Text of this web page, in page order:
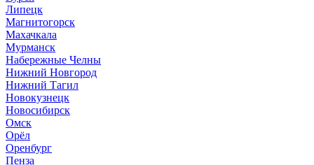
Липецк
Магнитогорск
Махачкала
Мурманск
Набережные Челны
Нижний Новгород
Нижний Тагил
Новокузнецк
Новосибирск
Омск
Орёл
Оренбург
Пенза